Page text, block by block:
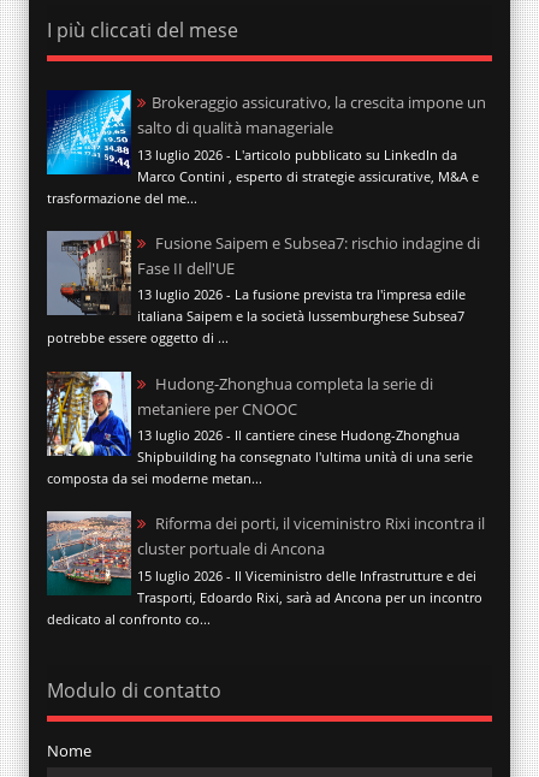
I più cliccati del mese
Brokeraggio assicurativo, la crescita impone un
salto di qualità manageriale
13 luglio 2026 - L'articolo pubblicato su LinkedIn da
Marco Contini , esperto di strategie assicurative, M&A e
trasformazione del me...
Fusione Saipem e Subsea7: rischio indagine di
Fase II dell'UE
13 luglio 2026 - La fusione prevista tra l'impresa edile
italiana Saipem e la società lussemburghese Subsea7
potrebbe essere oggetto di ...
Hudong-Zhonghua completa la serie di
metaniere per CNOOC
13 luglio 2026 - Il cantiere cinese Hudong-Zhonghua
Shipbuilding ha consegnato l'ultima unità di una serie
composta da sei moderne metan...
Riforma dei porti, il viceministro Rixi incontra il
cluster portuale di Ancona
15 luglio 2026 - Il Viceministro delle Infrastrutture e dei
Trasporti, Edoardo Rixi, sarà ad Ancona per un incontro
dedicato al confronto co...
Modulo di contatto
Nome